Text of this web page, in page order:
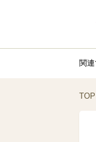
関
TOP